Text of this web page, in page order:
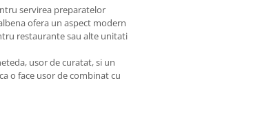
servirea preparatelor
ofera un aspect modern
restaurante sau alte unitati
usor de curatat, si un
o face usor de combinat cu